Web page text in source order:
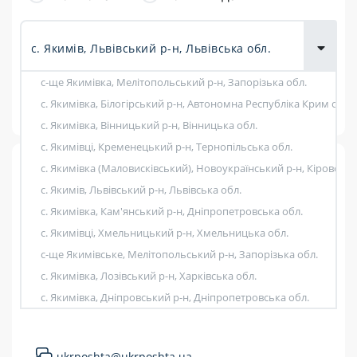
с-ще Якимівка, Мелітопольський р-н, Запорізька обл.
с. Якимівка, Білогірський р-н, Автономна Республіка Крим обл.
с. Якимівка, Вінницький р-н, Вінницька обл.
с. Якимівці, Кременецький р-н, Тернопільська обл.
с. Якимівка (Маловисківський), Новоукраїнський р-н,
с. Якимів, Львівський р-н, Львівська обл.
с. Якимівка, Кам'янський р-н, Дніпропетровська обл.
с. Якимівці, Хмельницький р-н, Хмельницька обл.
с-ще Якимівське, Мелітопольський р-н, Запорізька обл.
с. Якимівка, Лозівський р-н, Харківська обл.
с. Якимівка, Дніпровський р-н, Дніпропетровська обл.
Показати фільтри
Розклад роботи:
7 днів на тиждень
Працюють після 19:00
Працюють у вихідні
Поштові послуги:
Укрпошта Експрес/тариф «Пріоритетний»
80480 Пересувне відділення
Пересувне відділення
с. Якимів, Львівський, Львівська